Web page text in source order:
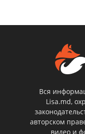
Вся
Lisa.md,
авторском
видео и